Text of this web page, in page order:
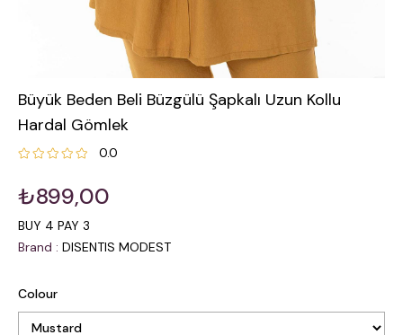
Büyük Beden Beli Büzgülü Şapkalı Uzun Kollu
Hardal Gömlek
0.0
₺899,00
BUY 4 PAY 3
Brand : DISENTIS MODEST
Colour